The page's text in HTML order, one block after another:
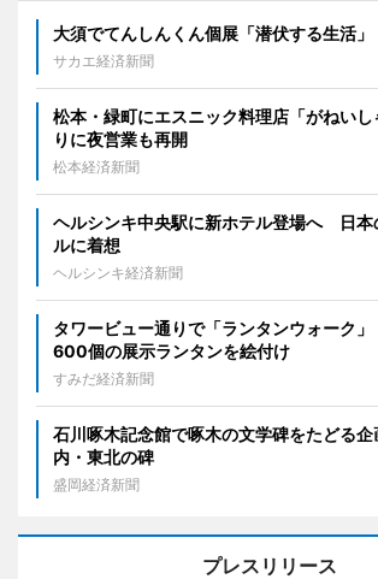
大須でてんしんくん個展「潜伏する生活
サカエ経済新聞
松本・緑町にエスニック料理店「がねい
りに夜営業も再開
松本経済新聞
ヘルシンキ中央駅に新ホテル登場へ 日本
ルに着想
ヘルシンキ経済新聞
タワービュー通りで「ランタンウォーク
600個の展示ランタンを絵付け
すみだ経済新聞
石川啄木記念館で啄木の文学碑をたどる
内・東北の碑
盛岡経済新聞
プレスリリース